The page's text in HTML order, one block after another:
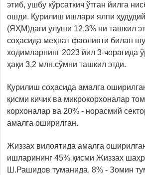
этиб, ушбу кўрсаткич ўтган йилга
ошди. Қурилиш ишлари ялпи
(ЯҲМ)даги улуши 12,3% ни ташкил
соҳасида меҳнат фаолияти билан
ходимларнинг 2023 йил 3-чорагида
ҳақи 3,2 млн.сўмни ташкил этди.
Қурилиш соҳасида амалга
қисми кичик ва микрокорхоналар
корхоналар ва 20% - норасмий
амалга оширилган.
Жиззах вилоятида амалга
ишларининг 45% қисми Жиззах
Ш.Рашидов туманида, 8% - Зомин